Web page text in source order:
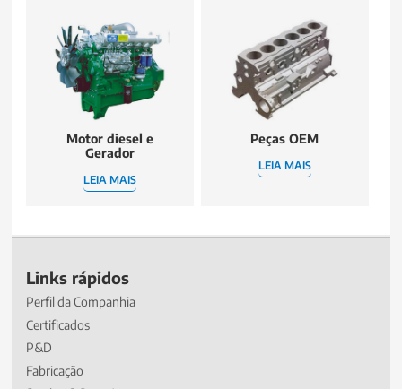
Motor diesel e
Gerador
LEIA MAIS
Peças OEM
LEIA MAIS
Links rápidos
Perfil da Companhia
Certificados
P&D
Fabricação